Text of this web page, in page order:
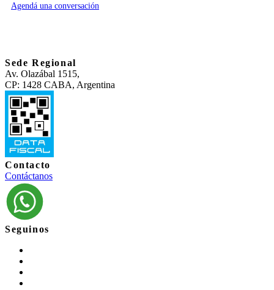
Agendá una conversación
Sede Regional
Av. Olazábal 1515,
CP: 1428 CABA, Argentina
Contacto
Contáctanos
Seguinos